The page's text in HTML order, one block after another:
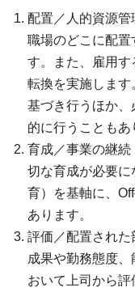
配置／人的資源管
職場のどこに配置
す。また、雇用
転換を実施しま
基づき行うほか、
的に行うこともあ
育成／事業の継
切な育成が必要
育）を基軸に、
あります。
評価／配置され
成果や勤務態度
おいて上司から